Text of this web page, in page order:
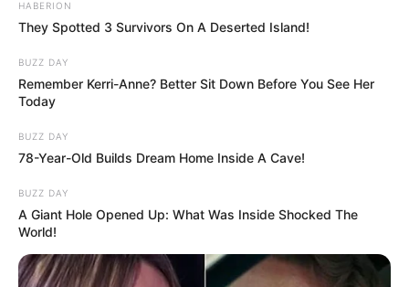
HABERION
They Spotted 3 Survivors On A Deserted Island!
BUZZ DAY
Remember Kerri-Anne? Better Sit Down Before You See Her
Today
BUZZ DAY
78-Year-Old Builds Dream Home Inside A Cave!
BUZZ DAY
A Giant Hole Opened Up: What Was Inside Shocked The
World!